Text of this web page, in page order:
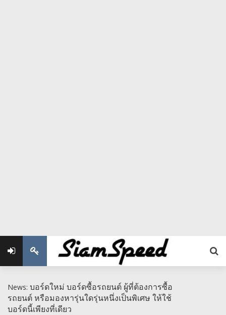
News: บอร์ดใหม่ บอร์ดซื้อรถยนต์ ผู้ที่ต้องการซื้อ
รถยนต์ หรือมองหารุ่นใดรุ่นหนึ่งเป็นพิเศษ​ ให้ใช้
บอร์ดนี้เพียงที่เดียว